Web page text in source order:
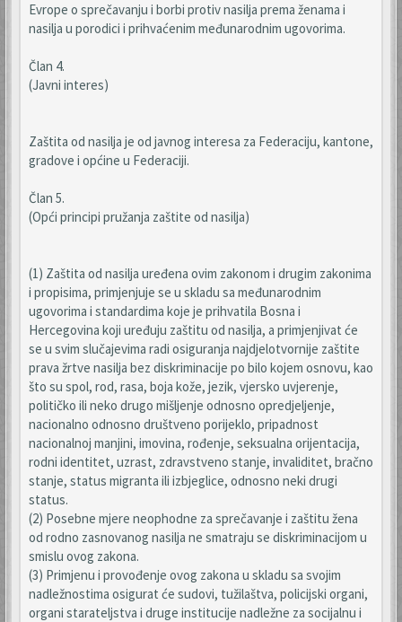
Evrope o sprečavanju i borbi protiv nasilja prema ženama i
nasilja u porodici i prihvaćenim međunarodnim ugovorima.
Član 4.
(Javni interes)
Zaštita od nasilja je od javnog interesa za Federaciju, kantone,
gradove i općine u Federaciji.
Član 5.
(Opći principi pružanja zaštite od nasilja)
(1) Zaštita od nasilja uređena ovim zakonom i drugim zakonima
i propisima, primjenjuje se u skladu sa međunarodnim
ugovorima i standardima koje je prihvatila Bosna i
Hercegovina koji uređuju zaštitu od nasilja, a primjenjivat će
se u svim slučajevima radi osiguranja najdjelotvornije zaštite
prava žrtve nasilja bez diskriminacije po bilo kojem osnovu, kao
što su spol, rod, rasa, boja kože, jezik, vjersko uvjerenje,
političko ili neko drugo mišljenje odnosno opredjeljenje,
nacionalno odnosno društveno porijeklo, pripadnost
nacionalnoj manjini, imovina, rođenje, seksualna orijentacija,
rodni identitet, uzrast, zdravstveno stanje, invaliditet, bračno
stanje, status migranta ili izbjeglice, odnosno neki drugi
status.
(2) Posebne mjere neophodne za sprečavanje i zaštitu žena
od rodno zasnovanog nasilja ne smatraju se diskriminacijom u
smislu ovog zakona.
(3) Primjenu i provođenje ovog zakona u skladu sa svojim
nadležnostima osigurat će sudovi, tužilaštva, policijski organi,
organi starateljstva i druge institucije nadležne za socijalnu i